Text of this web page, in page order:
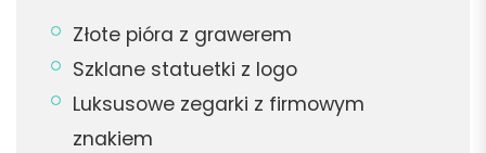
Złote pióra z grawerem
Szklane statuetki z logo
Luksusowe zegarki z firmowym
znakiem